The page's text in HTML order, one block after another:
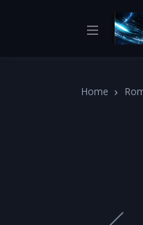
Home